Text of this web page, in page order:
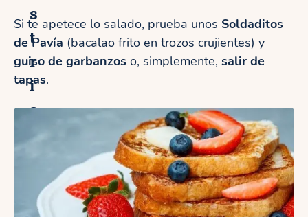
s
t
r
i
a
s
o
Si te apetece lo salado, prueba unos Soldaditos
de Pavía (bacalao frito en trozos crujientes) y
guiso de garbanzos o, simplemente, salir de
tapas.